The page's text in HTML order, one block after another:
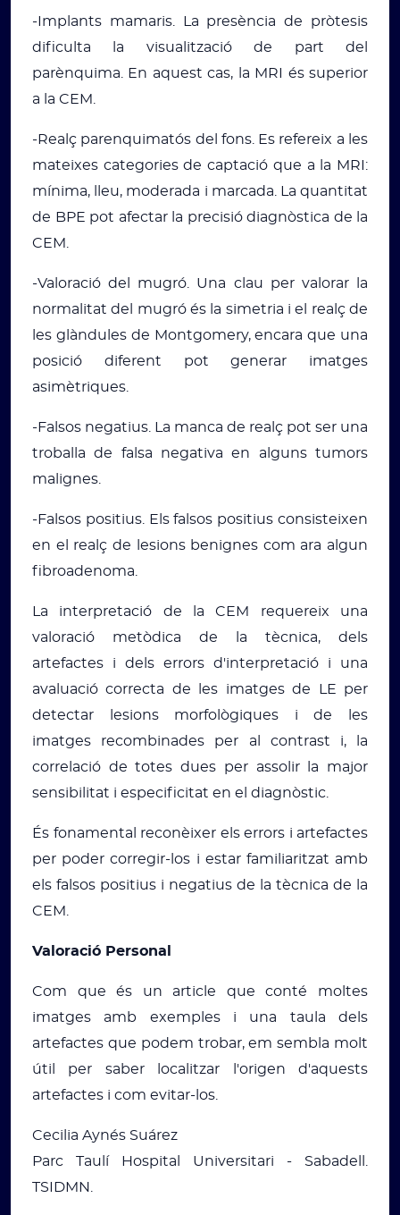
-Implants mamaris. La presència de pròtesis
dificulta la visualització de part del
parènquima. En aquest cas, la MRI és superior
a la CEM.
-Realç parenquimatós del fons. Es refereix a les
mateixes categories de captació que a la MRI:
mínima, lleu, moderada i marcada. La quantitat
de BPE pot afectar la precisió diagnòstica de la
CEM.
-Valoració del mugró. Una clau per valorar la
normalitat del mugró és la simetria i el realç de
les glàndules de Montgomery, encara que una
posició diferent pot generar imatges
asimètriques.
-Falsos negatius. La manca de realç pot ser una
troballa de falsa negativa en alguns tumors
malignes.
-Falsos positius. Els falsos positius consisteixen
en el realç de lesions benignes com ara algun
fibroadenoma.
La interpretació de la CEM requereix una
valoració metòdica de la tècnica, dels
artefactes i dels errors d'interpretació i una
avaluació correcta de les imatges de LE per
detectar lesions morfològiques i de les
imatges recombinades per al contrast i, la
correlació de totes dues per assolir la major
sensibilitat i especificitat en el diagnòstic.
És fonamental reconèixer els errors i artefactes
per poder corregir-los i estar familiaritzat amb
els falsos positius i negatius de la tècnica de la
CEM.
Valoració Personal
Com que és un article que conté moltes
imatges amb exemples i una taula dels
artefactes que podem trobar, em sembla molt
útil per saber localitzar l'origen d'aquests
artefactes i com evitar-los.
Cecilia Aynés Suárez
Parc Taulí Hospital Universitari - Sabadell.
TSIDMN.